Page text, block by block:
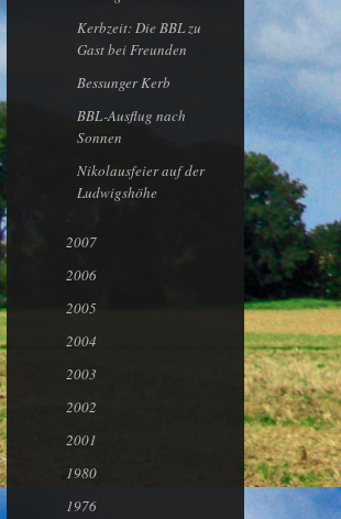
Kerbzeit: Die BBL zu
Gast bei Freunden
Bessunger Kerb
BBL-Ausflug nach
Sonnen
Nikolausfeier auf der
Ludwigshöhe
2007
2006
2005
2004
2003
2002
2001
1980
1976